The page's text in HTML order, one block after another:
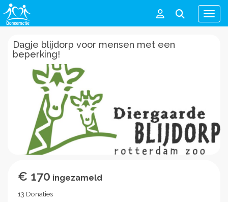
Menu
Dagje blijdorp voor mensen met een
beperking!
€ 170 ingezameld
13 Donaties